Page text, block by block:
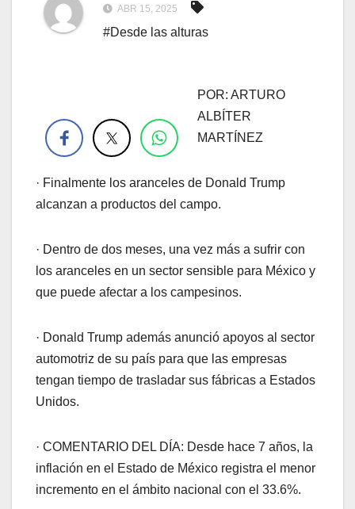
ABR 15, 2025
#Desde las alturas
POR: ARTURO
ALBÍTER
MARTÍNEZ
· Finalmente los aranceles de Donald Trump
alcanzan a productos del campo.
· Dentro de dos meses, una vez más a sufrir con
los aranceles en un sector sensible para México y
que puede afectar a los campesinos.
· Donald Trump además anunció apoyos al sector
automotriz de su país para que las empresas
tengan tiempo de trasladar sus fábricas a Estados
Unidos.
· COMENTARIO DEL DÍA: Desde hace 7 años, la
inflación en el Estado de México registra el menor
incremento en el ámbito nacional con el 33.6%.